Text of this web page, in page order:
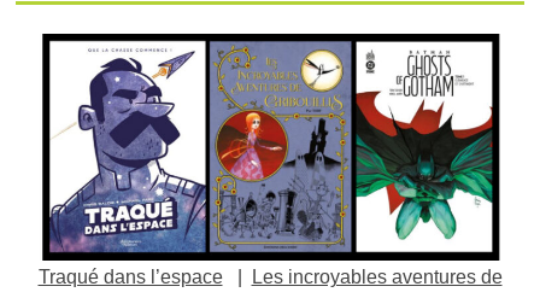
Traqué dans l’espace|
Les incroyables aventures de